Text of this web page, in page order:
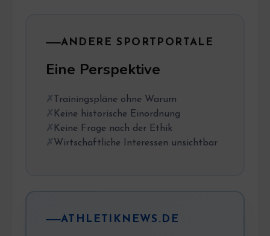
ANDERE SPORTPORTALE
Eine Perspektive
Trainingspläne ohne Warum
Keine historische Einordnung
Keine Frage nach der Ethik
Wirtschaftliche Interessen unsichtbar
ATHLETIKNEWS.DE